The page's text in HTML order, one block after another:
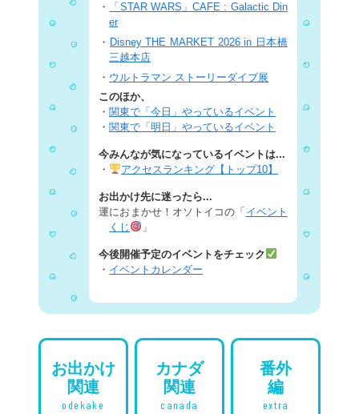
・
「STAR WARS」CAFE : Galactic Din
er
・ Disney THE MARKET 2026 in 日本橋
三越本店
・ ウルトラマン ストーリーダイブ展
このほか、
・ 関東で「今日」やっているイベント
・ 関東で「明日」やっているイベント
今みんなが気になっているイベントは...
・
アクセスランキング【トップ10】
お出かけ先に迷ったら...
運におまかせ！オソトイコの「 イベント
くじ
」
今後開催予定のイベントをチェック
・ イベントカレンダー
お出かけ
関連
odekake
カナダ
関連
canada
番外
編
extra